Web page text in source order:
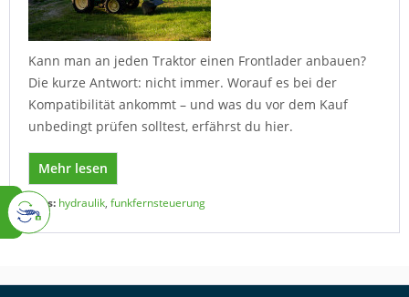
Kann man an jeden Traktor einen Frontlader anbauen?
Die kurze Antwort: nicht immer. Worauf es bei der
Kompatibilität ankommt – und was du vor dem Kauf
unbedingt prüfen solltest, erfährst du hier.
Mehr lesen
Tags: hydraulik, funkfernsteuerung